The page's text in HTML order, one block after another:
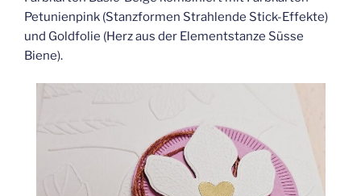
Petunienpink (Stanzformen Strahlende Stick-Effekte)
und Goldfolie (Herz aus der Elementstanze Süsse
Biene).